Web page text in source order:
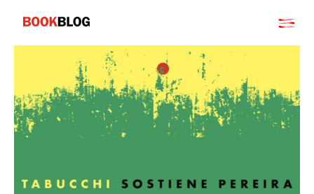
contenuto
Bookblog